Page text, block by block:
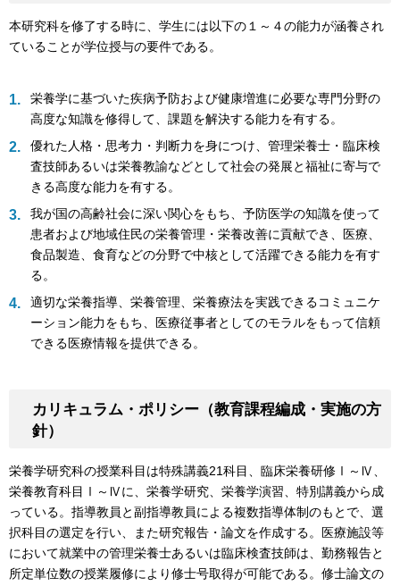
本研究科を修了する時に、学生には以下の１～４の能力が涵養され
ていることが学位授与の要件である。
栄養学に基づいた疾病予防および健康増進に必要な専門分野の
高度な知識を修得して、課題を解決する能力を有する。
優れた人格・思考力・判断力を身につけ、管理栄養士・臨床検
査技師あるいは栄養教諭などとして社会の発展と福祉に寄与で
きる高度な能力を有する。
我が国の高齢社会に深い関心をもち、予防医学の知識を使って
患者および地域住民の栄養管理・栄養改善に貢献でき、医療、
食品製造、食育などの分野で中核として活躍できる能力を有す
る。
適切な栄養指導、栄養管理、栄養療法を実践できるコミュニケ
ーション能力をもち、医療従事者としてのモラルをもって信頼
できる医療情報を提供できる。
カリキュラム・ポリシー（教育課程編成・実施の方
針）
栄養学研究科の授業科目は特殊講義21科目、臨床栄養研修Ⅰ～Ⅳ、
栄養教育科目Ⅰ～Ⅳに、栄養学研究、栄養学演習、特別講義から成
っている。指導教員と副指導教員による複数指導体制のもとで、選
択科目の選定を行い、また研究報告・論文を作成する。医療施設等
において就業中の管理栄養士あるいは臨床検査技師は、勤務報告と
所定単位数の授業履修により修士号取得が可能である。修士論文の